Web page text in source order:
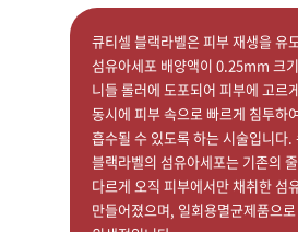
큐티셀 블랙라벨은 피부 재생을 유
섬유아세포 배양액이 0.25mm 크
니들 롤러에 도포되어 피부에 고르
동시에 피부 속으로 빠르게 침투하
흡수될 수 있도록 하는 시술입니다.
블랙라벨의 섬유아세포는 기존의
다르게 오직 피부에서만 채취한 섬
만들어졌으며, 일회용멸균제품으